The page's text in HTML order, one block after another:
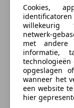
Meer
BTW/marge:
ondernemers
Aanvullende
Kofferset
Verzekering
Cookies,
willekeurig
netwerk-
met andere
informatie,
technologieën
opgeslagen
wanneer het
een website
hier